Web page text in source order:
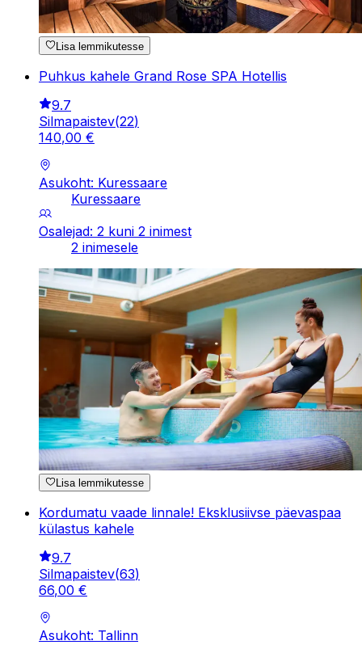
Lisa lemmikutesse
Puhkus kahele Grand Rose SPA Hotellis
9.7
Silmapaistev(22)
140,00 €
Asukoht: Kuressaare
Kuressaare
Osalejad: 2 kuni 2 inimest
2 inimesele
Lisa lemmikutesse
Kordumatu vaade linnale! Eksklusiivse päevaspaa
külastus kahele
9.7
Silmapaistev(63)
66,00 €
Asukoht: Tallinn